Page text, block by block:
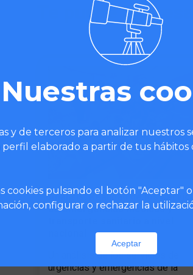
Te puede
Análisis: Realidad de los
de emergencias médicas y
Un análisis de los servicios de
urgencias y emergencias de la
Nuestras
y de terceros para analizar nuestros
elaborado a partir de tus hábitos
cookies pulsando el botón "Aceptar" o
configurar o rechazar la
Aceptar